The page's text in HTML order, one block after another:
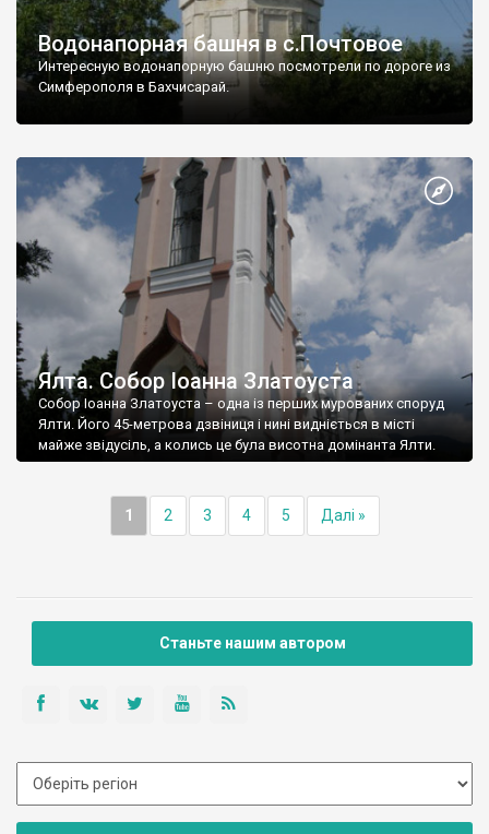
Водонапорная башня в с.Почтовое
Интересную водонапорную башню посмотрели по дороге из
Симферополя в Бахчисарай.
Ялта. Собор Іоанна Златоуста
Собор Іоанна Златоуста – одна із перших мурованих споруд
Ялти. Його 45-метрова дзвіниця і нині видніється в місті
майже звідусіль, а колись це була висотна домінанта Ялти.
1 2 3 4 5 Далі »
Станьте нашим автором